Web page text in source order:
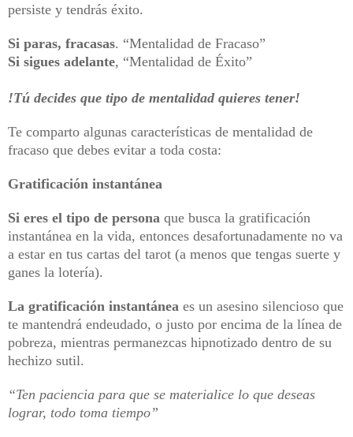
persiste y tendrás éxito.
Si paras, fracasas. “Mentalidad de Fracaso”
Si sigues adelante, “Mentalidad de Éxito”
!Tú decides que tipo de mentalidad quieres tener!
Te comparto algunas características de mentalidad de
fracaso que debes evitar a toda costa:
Gratificación instantánea
Si eres el tipo de persona que busca la gratificación
instantánea en la vida, entonces desafortunadamente no va
a estar en tus cartas del tarot (a menos que tengas suerte y
ganes la lotería).
La gratificación instantánea es un asesino silencioso que
te mantendrá endeudado, o justo por encima de la línea de
pobreza, mientras permanezcas hipnotizado dentro de su
hechizo sutil.
“Ten paciencia para que se materialice lo que deseas
lograr, todo toma tiempo”